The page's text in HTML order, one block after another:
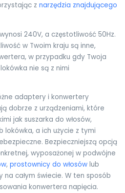
z narzędzia znajdującego
240V, a częstotliwość 50Hz.
w Twoim kraju są inne,
w przypadku gdy Twoja
nie są z nimi
adaptery i konwertery
dobrze z urządzeniami, które
jak suszarka do włosów,
lokówka, a ich użycie z tymi
Bezpieczniejszą opcją
wyposażonej w podwójne
, prostownicy do włosów lub
na całym świecie. W ten sposób
konwertera napięcia.